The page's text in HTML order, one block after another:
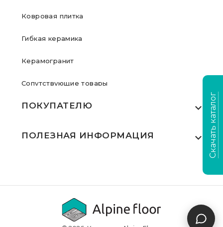
Ковровая плитка
Гибкая керамика
Керамогранит
Сопутствующие товары
ПОКУПАТЕЛЮ
Где купить
Выполненные проекты
Доставка и оплата
ПОЛЕЗНАЯ ИНФОРМАЦИЯ
Видеообзоры
Для дилеров
Скачать каталог